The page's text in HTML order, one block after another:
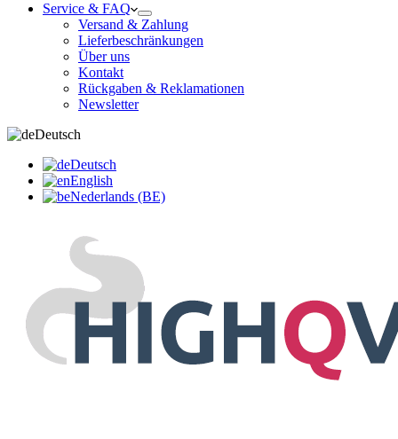
Service & FAQ
Versand & Zahlung
Lieferbeschränkungen
Über uns
Kontakt
Rückgaben & Reklamationen
Newsletter
Deutsch
Deutsch
English
Nederlands (BE)